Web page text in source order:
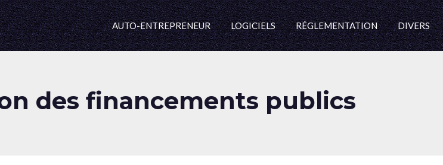
AUTO-ENTREPRENEUR LOGICIELS RÉGLEMENTATION DIVERS
des financements publics